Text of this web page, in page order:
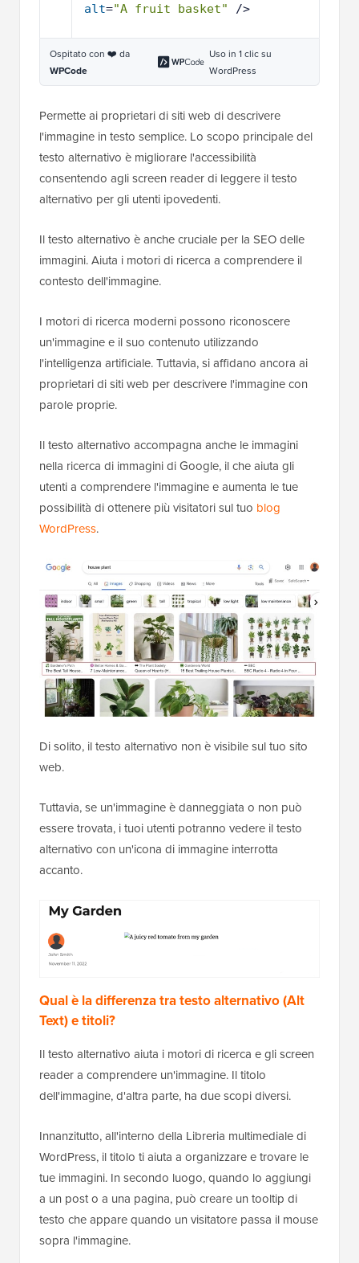
alt="A fruit basket" />
Ospitato con ❤️ da
WPCode
Uso in 1 clic su
WordPress
Permette ai proprietari di siti web di descrivere
l'immagine in testo semplice. Lo scopo principale del
testo alternativo è migliorare l'accessibilità
consentendo agli screen reader di leggere il testo
alternativo per gli utenti ipovedenti.
Il testo alternativo è anche cruciale per la SEO delle
immagini. Aiuta i motori di ricerca a comprendere il
contesto dell'immagine.
I motori di ricerca moderni possono riconoscere
un'immagine e il suo contenuto utilizzando
l'intelligenza artificiale. Tuttavia, si affidano ancora ai
proprietari di siti web per descrivere l'immagine con
parole proprie.
Il testo alternativo accompagna anche le immagini
nella ricerca di immagini di Google, il che aiuta gli
utenti a comprendere l'immagine e aumenta le tue
possibilità di ottenere più visitatori sul tuo blog
WordPress.
Di solito, il testo alternativo non è visibile sul tuo sito
web.
Tuttavia, se un'immagine è danneggiata o non può
essere trovata, i tuoi utenti potranno vedere il testo
alternativo con un'icona di immagine interrotta
accanto.
Qual è la differenza tra testo alternativo (Alt
Text) e titoli?
Il testo alternativo aiuta i motori di ricerca e gli screen
reader a comprendere un'immagine. Il titolo
dell'immagine, d'altra parte, ha due scopi diversi.
Innanzitutto, all'interno della Libreria multimediale di
WordPress, il titolo ti aiuta a organizzare e trovare le
tue immagini. In secondo luogo, quando lo aggiungi
a un post o a una pagina, può creare un tooltip di
testo che appare quando un visitatore passa il mouse
sopra l'immagine.